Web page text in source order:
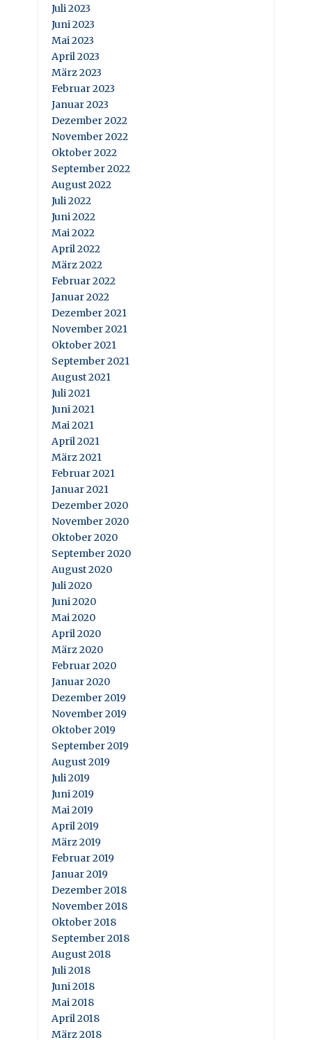
Juli 2023
Juni 2023
Mai 2023
April 2023
März 2023
Februar 2023
Januar 2023
Dezember 2022
November 2022
Oktober 2022
September 2022
August 2022
Juli 2022
Juni 2022
Mai 2022
April 2022
März 2022
Februar 2022
Januar 2022
Dezember 2021
November 2021
Oktober 2021
September 2021
August 2021
Juli 2021
Juni 2021
Mai 2021
April 2021
März 2021
Februar 2021
Januar 2021
Dezember 2020
November 2020
Oktober 2020
September 2020
August 2020
Juli 2020
Juni 2020
Mai 2020
April 2020
März 2020
Februar 2020
Januar 2020
Dezember 2019
November 2019
Oktober 2019
September 2019
August 2019
Juli 2019
Juni 2019
Mai 2019
April 2019
März 2019
Februar 2019
Januar 2019
Dezember 2018
November 2018
Oktober 2018
September 2018
August 2018
Juli 2018
Juni 2018
Mai 2018
April 2018
März 2018